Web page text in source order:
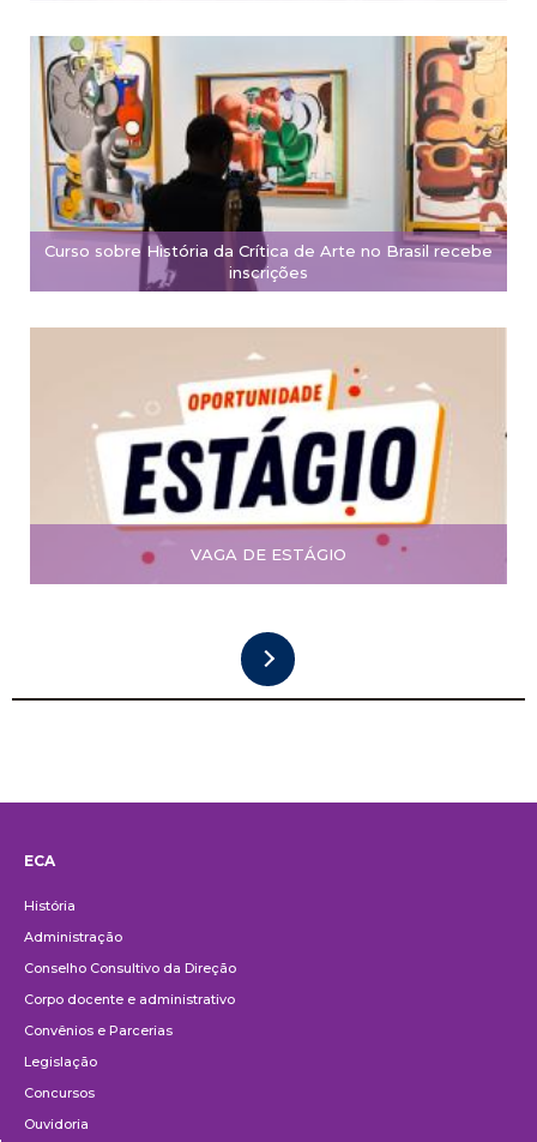
Curso sobre História da Crítica de Arte no Brasil recebe
inscrições
VAGA DE ESTÁGIO
ECA
História
Administração
Conselho Consultivo da Direção
Corpo docente e administrativo
Convênios e Parcerias
Legislação
Concursos
Ouvidoria